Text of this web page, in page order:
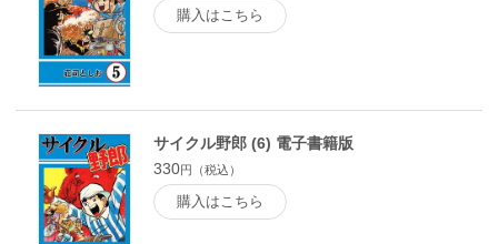
購入はこちら
サイクル野郎 (6) 電子書籍版
330円（税込）
購入はこちら